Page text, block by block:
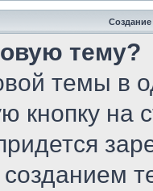
тему?
темы в
кнопку